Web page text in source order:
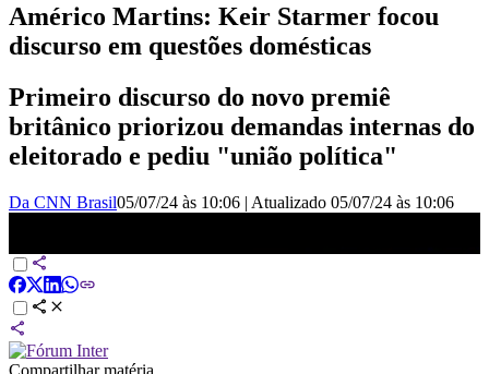
Américo Martins: Keir Starmer focou
discurso em questões domésticas
Primeiro discurso do novo premiê
britânico priorizou demandas internas do
eleitorado e pediu "união política"
Da CNN Brasil05/07/24 às 10:06 | Atualizado 05/07/24 às 10:06
Compartilhar matéria